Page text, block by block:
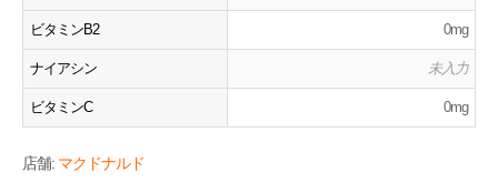
ビタミンB2 0mg
ナイアシン 未入力
ビタミンC 0mg
店舗: マクドナルド